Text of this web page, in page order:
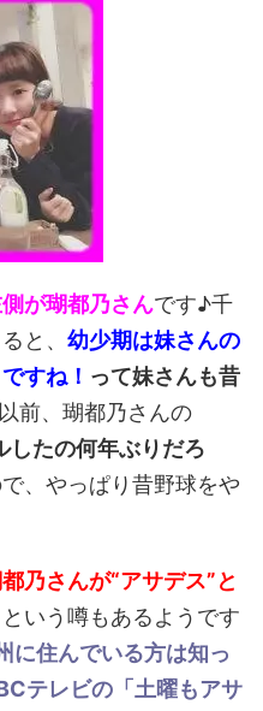
が瑚都乃さんです♪千
と、 幼少期は妹さんの
すね！ って妹さんも昔
前、瑚都乃さんの
したの何年ぶりだろ
、やっぱり昔野球をや
乃さんが“アサデス”と
という噂もあるようです
に住んでいる方は知っ
テレビの「土曜もアサ